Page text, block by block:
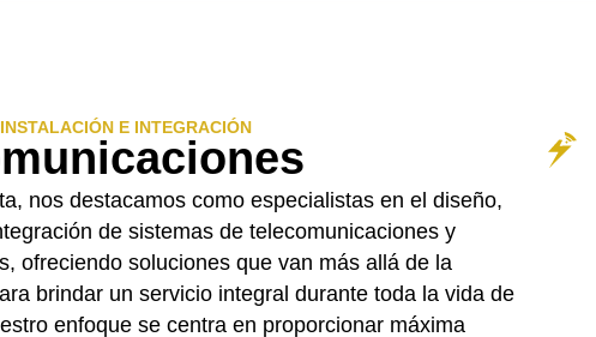
E INTEGRACIÓN
nos destacamos como especialistas en el diseño,
de sistemas de telecomunicaciones y
ofreciendo soluciones que van más allá de la
brindar un servicio integral durante toda la vida de
enfoque se centra en proporcionar máxima